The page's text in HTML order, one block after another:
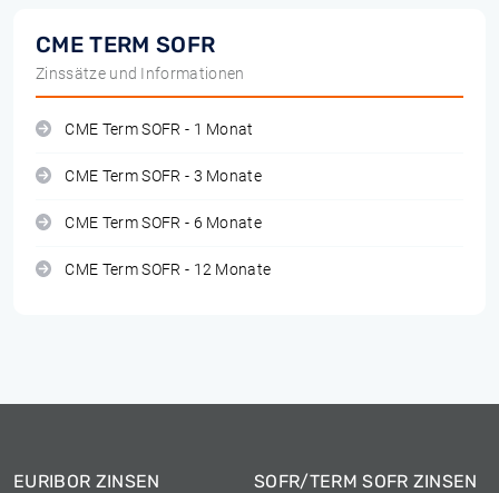
CME TERM SOFR
Zinssätze und Informationen
CME Term SOFR - 1 Monat
CME Term SOFR - 3 Monate
CME Term SOFR - 6 Monate
CME Term SOFR - 12 Monate
EURIBOR ZINSEN SOFR/TERM SOFR ZINSEN